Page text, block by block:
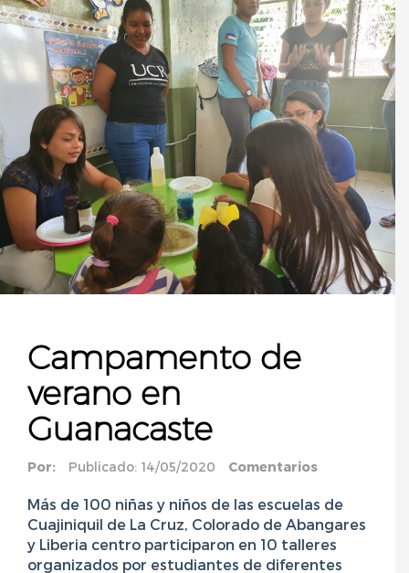
Campamento de
verano en
Guanacaste
Por: Publicado: 14/05/2020 Comentarios
Más de 100 niñas y niños de las escuelas de
Cuajiniquil de La Cruz, Colorado de Abangares
y Liberia centro participaron en 10 talleres
organizados por estudiantes de diferentes